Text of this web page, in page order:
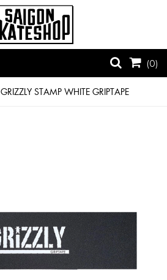
(0)
GRIZZLY STAMP WHITE GRIPTAPE